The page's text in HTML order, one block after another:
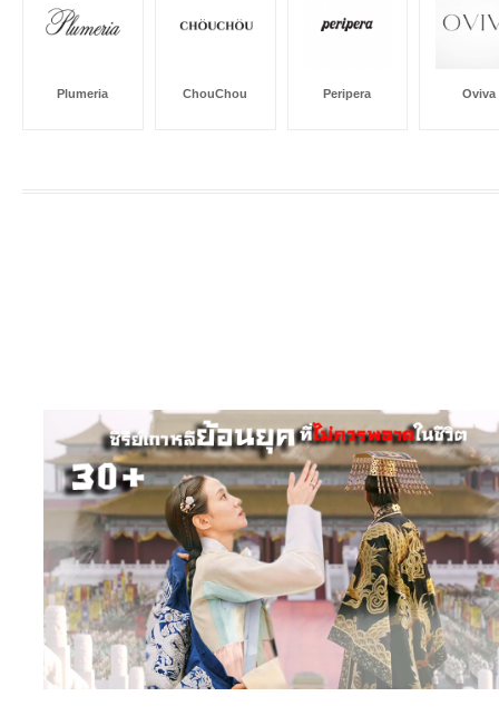
Plumeria ChouChou Peripera Oviva